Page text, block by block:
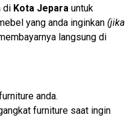
di Kota Jepara untuk
yang anda inginkan (jika
langsung di
anda.
furniture saat ingin